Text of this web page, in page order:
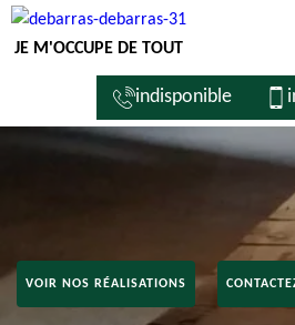
JE M'OCCUPE DE TOUT
indisponible
VOIR NOS RÉALISATIONS